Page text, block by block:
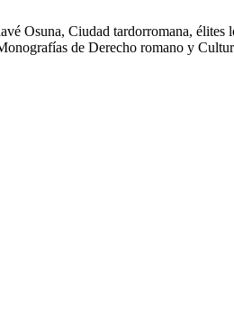
Osuna, Ciudad tardorromana,
de Derecho romano y